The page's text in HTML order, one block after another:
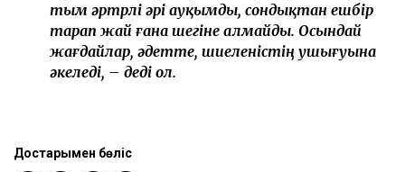
тым әртүрлі әрі ауқымды, сондықтан ешбір
тарап жай ғана шегіне алмайды. Осындай
жағдайлар, әдетте, шиеленістің ушығуына
әкеледі, – деді ол.
Достарыңмен бөліс